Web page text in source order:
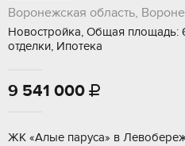
Воронежская область,
Новостройка, Общая площадь:
отделки, Ипотека
9 541 000 
ЖК «Алые паруса» в